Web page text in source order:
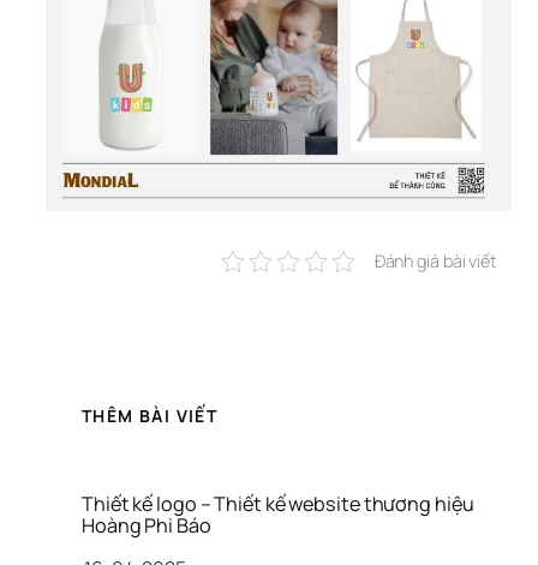
Đánh giá bài viết
THÊM BÀI VIẾT
Thiết kế logo – Thiết kế website thương hiệu
Hoàng Phi Báo